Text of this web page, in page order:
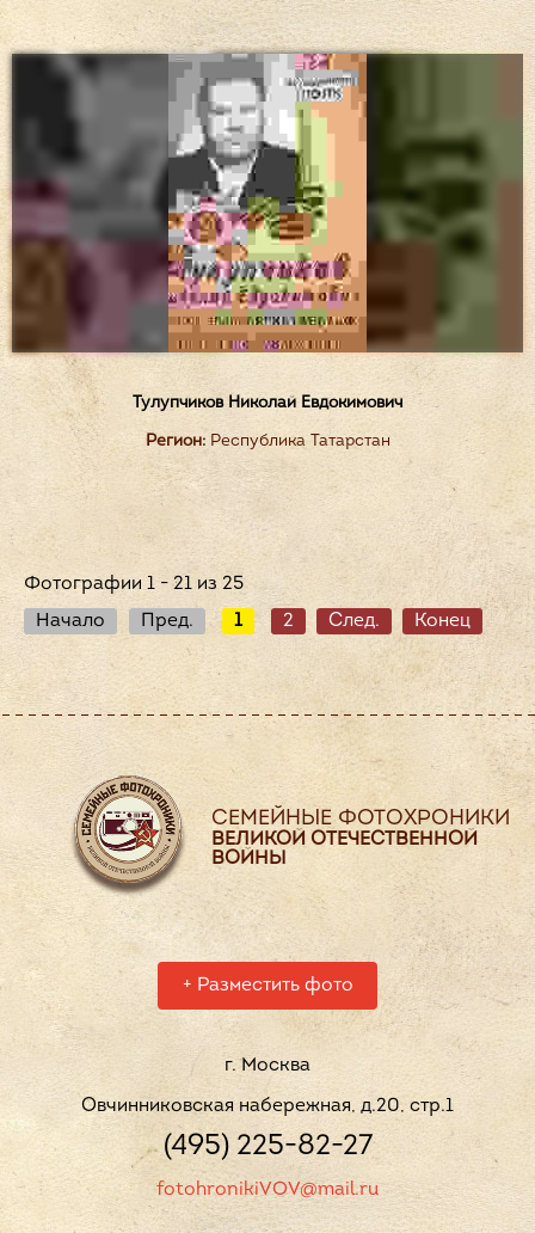
Тулупчиков Николай Евдокимович
Регион:Республика Татарстан
Фотографии 1 - 21 из 25
Начало
Пред. 1 2 След. Конец
СЕМЕЙНЫЕ ФОТОХРОНИКИ
ВЕЛИКОЙ ОТЕЧЕСТВЕННОЙ
ВОЙНЫ
+ Разместить фото
г. Москва
Овчинниковская набережная, д.20, стр.1
(495) 225-82-27
fotohronikiVOV@mail.ru